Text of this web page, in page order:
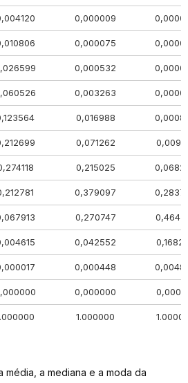
0,000009
0,000075
0,000532
0,003263
0,016988
0,071262
0,215025
0,379097
0,270747
0,042552
0,000448
0,000000
1.000000
média, a mediana e a moda da